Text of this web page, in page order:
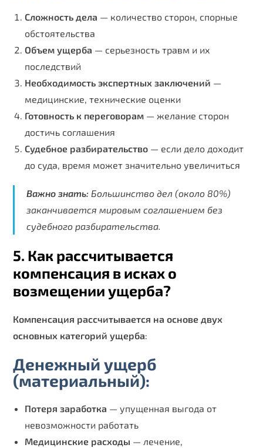
Сложность дела — количество сторон, спорные
обстоятельства
Объем ущерба — серьезность травм и их
последствий
Необходимость экспертных заключений —
медицинские, технические оценки
Готовность к переговорам — желание сторон
достичь соглашения
Судебное разбирательство — если дело доходит
до суда, время может значительно увеличиться
Важно знать: Большинство дел (около 80%)
заканчивается мировым соглашением без
судебного разбирательства.
5. Как рассчитывается
компенсация в исках о
возмещении ущерба?
Компенсация рассчитывается на основе двух
основных категорий ущерба:
Денежный ущерб
(материальный):
Потеря заработка — упущенная выгода от
невозможности работать
Медицинские расходы — лечение,